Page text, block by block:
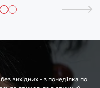
вихідних - з понеділка по